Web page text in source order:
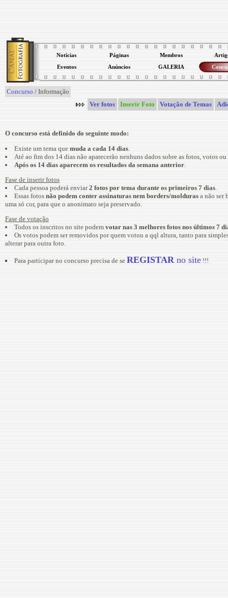
Notícias Páginas Membros
Eventos Anúncios GALERIA
Concurso / Informação
Ver fotos
Inserir Foto Votação de Temas
O concurso está definido do seguinte modo:
Existe um tema quemuda a cada 14 dias
Até ao fim dos 14 dias não aparecerão nenhuns dados sobre as fotos, votos
Após os 14 dias aparecem os resultados da semana anterior
Fase de inserir fotos
Cada pessoa poderá enviar2 fotos por tema durante os primeiros 7 dias
Essas fotosnão podem conter assinaturas nem borders/molduras a não ser
uma só cor, para que o anonimato seja preservado.
Fase de votação
Todos os inscritos no site podemvotar nas 3 melhores fotos nos últimos 7
Os votos podem ser removidos por quem votou a qql altura, tanto para
alterar para outra foto.
Para participar no concurso precisa de se REGISTAR no site !!!